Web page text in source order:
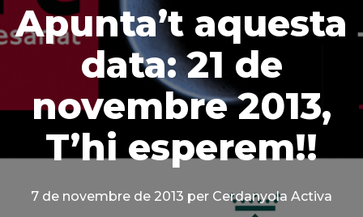
Apunta’t aquesta
data: 21 de
novembre 2013,
T’hi esperem!!
7 de novembre de 2013 per Cerdanyola Activa